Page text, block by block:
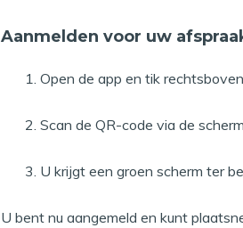
Aanmelden voor uw
Open de app en tik
Scan de QR-code via de
U krijgt een groen scherm ter
U bent nu aangemeld en kunt